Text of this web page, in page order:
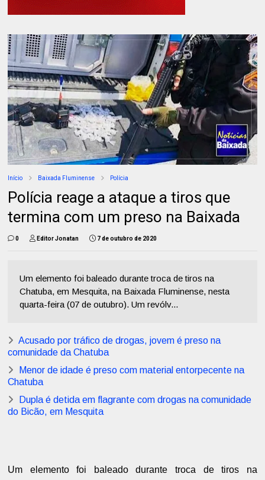
Início Baixada Fluminense Polícia
Polícia reage a ataque a tiros que
termina com um preso na Baixada
0 Editor Jonatan 7 de outubro de 2020
Um elemento foi baleado durante troca de tiros na
Chatuba, em Mesquita, na Baixada Fluminense, nesta
quarta-feira (07 de outubro). Um revólv...
Acusado por tráfico de drogas, jovem é preso na
comunidade da Chatuba
Menor de idade é preso com material entorpecente na
Chatuba
Dupla é detida em flagrante com drogas na comunidade
do Bicão, em Mesquita
Um elemento foi baleado durante troca de tiros na